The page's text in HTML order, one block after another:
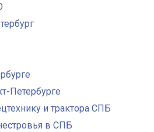
Петербурге
и трактора СПБ
в СПБ